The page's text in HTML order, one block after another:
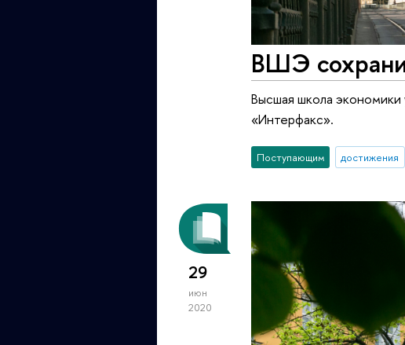
ВШЭ
Высшая школа экономики
«Интерфакс».
Поступающим достижения
29
июн
2020